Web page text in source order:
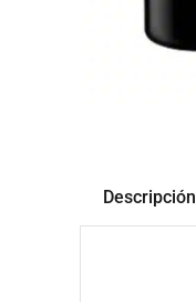
Descripción